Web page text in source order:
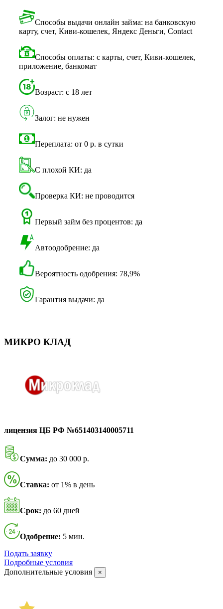
Способы выдачи онлайн займа: на банковскую
карту, счет, Киви-кошелек, Яндекс Деньги, Contact
Способы оплаты: с карты, счет, Киви-кошелек,
приложение, банкомат
Возраст: с 18 лет
Залог: не нужен
Переплата: от 0 р. в сутки
С плохой КИ: да
Проверка КИ: не проводится
Первый займ без процентов: да
Автоодобрение: да
Вероятность одобрения: 78,9%
Гарантия выдачи: да
МИКРО КЛАД
лицензия ЦБ РФ №651403140005711
Сумма: до 30 000 р.
Ставка: от 1% в день
Срок: до 60 дней
Одобрение: 5 мин.
Подать заявку
Подробные условия
Дополнительные условия
×